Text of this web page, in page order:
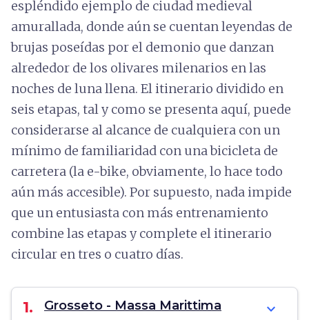
espléndido ejemplo de ciudad medieval
amurallada, donde aún se cuentan leyendas de
brujas poseídas por el demonio que danzan
alrededor de los olivares milenarios en las
noches de luna llena. El itinerario dividido en
seis etapas, tal y como se presenta aquí, puede
considerarse al alcance de cualquiera con un
mínimo de familiaridad con una bicicleta de
carretera (la e-bike, obviamente, lo hace todo
aún más accesible). Por supuesto, nada impide
que un entusiasta con más entrenamiento
combine las etapas y complete el itinerario
circular en tres o cuatro días.
1. Grosseto - Massa Marittima expand_more